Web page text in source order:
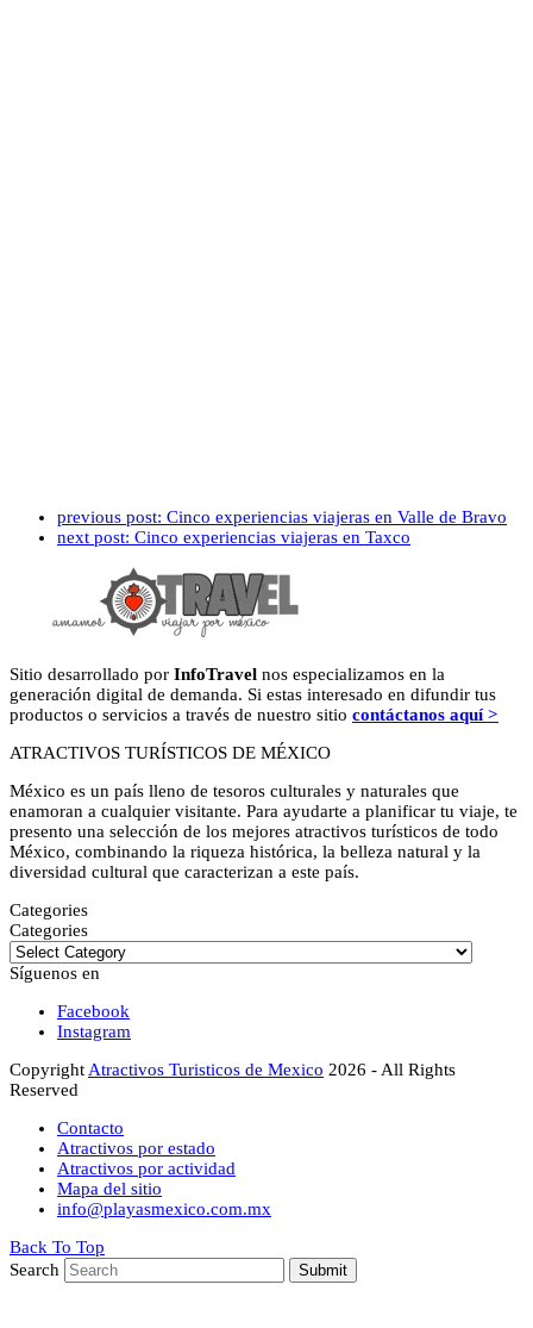
previous post: Cinco experiencias viajeras en Valle de Bravo
next post: Cinco experiencias viajeras en Taxco
Sitio desarrollado por InfoTravel nos especializamos en la
generación digital de demanda. Si estas interesado en difundir tus
productos o servicios a través de nuestro sitio contáctanos aquí >
ATRACTIVOS TURÍSTICOS DE MÉXICO
México es un país lleno de tesoros culturales y naturales que
enamoran a cualquier visitante. Para ayudarte a planificar tu viaje, te
presento una selección de los mejores atractivos turísticos de todo
México, combinando la riqueza histórica, la belleza natural y la
diversidad cultural que caracterizan a este país.
Categories
Categories
Síguenos en
Facebook
Instagram
CopyrightAtractivos Turisticos de Mexico 2026 - All Rights
Reserved
Contacto
Atractivos por estado
Atractivos por actividad
Mapa del sitio
info@playasmexico.com.mx
Back To Top
Search
Submit